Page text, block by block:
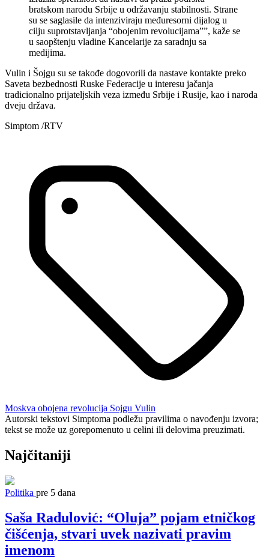
bratskom narodu Srbije u održavanju stabilnosti. Strane
su se saglasile da intenziviraju međuresorni dijalog u
cilju suprotstavljanja “obojenim revolucijama””, kaže se
u saopštenju vladine Kancelarije za saradnju sa
medijima.
Vulin i Šojgu su se takođe dogovorili da nastave kontakte preko
Saveta bezbednosti Ruske Federacije u interesu jačanja
tradicionalno prijateljskih veza između Srbije i Rusije, kao i naroda
dveju država.
Simptom /RTV
Moskva obojena revolucija Sojgu Vulin
Autorski tekstovi Simptoma podležu pravilima o navođenju izvora;
tekst se može uz gorepomenuto u celini ili delovima preuzimati.
Najčitaniji
Politika pre 5 dana
Saša Radulović: “Oluja” pojam etničkog
čišćenja, stvari uvek nazivati pravim
imenom